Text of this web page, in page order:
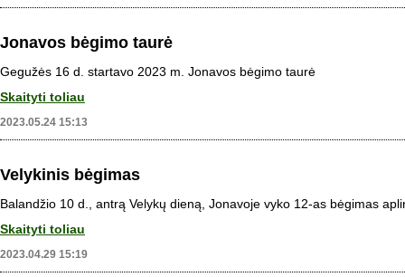
Jonavos bėgimo taurė
Gegužės 16 d. startavo 2023 m. Jonavos bėgimo taurė
Skaityti toliau
2023.05.24 15:13
Velykinis bėgimas
Balandžio 10 d., antrą Velykų dieną, Jonavoje vyko 12-as bėgimas
Skaityti toliau
2023.04.29 15:19